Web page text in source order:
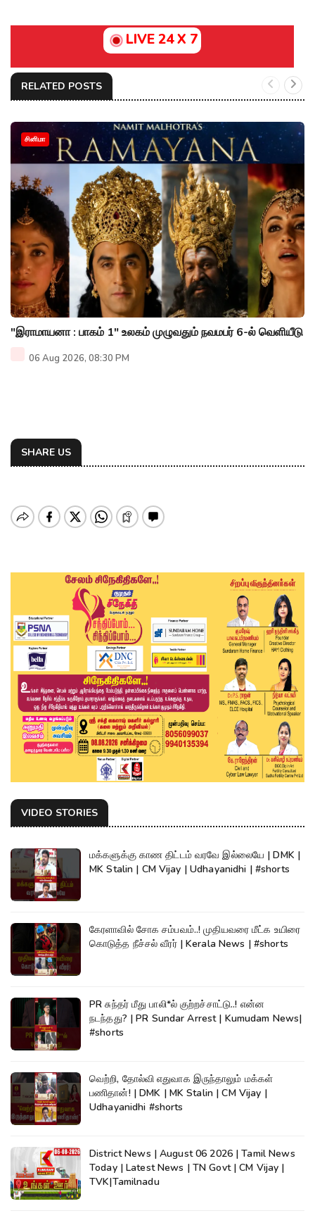
LIVE 24 X 7
RELATED POSTS
சினிமா
"இராமாயனா : பாகம் 1" உலகம் முழுவதும் நவமபர் 6-ல் வெளியீடு
06 Aug 2026, 08:30 PM
SHARE US
VIDEO STORIES
மக்களுக்கு காண திட்டம் வரவே இல்லையே | DMK |
MK Stalin | CM Vijay | Udhayanidhi | #shorts
கேரளாவில் சோக சம்பவம்..! முதியவரை மீட்க உயிரை
கொடுத்த நீச்சல் வீரர் | Kerala News | #shorts
PR சுந்தர் மீது பாலி*ல் குற்றச்சாட்டு..! என்ன
நடந்தது? | PR Sundar Arrest | Kumudam News|
#shorts
வெற்றி, தோல்வி எதுவாக இருந்தாலும் மக்கள்
பணிதான்! | DMK | MK Stalin | CM Vijay |
Udhayanidhi #shorts
District News | August 06 2026 | Tamil News
Today | Latest News | TN Govt | CM Vijay |
TVK|Tamilnadu